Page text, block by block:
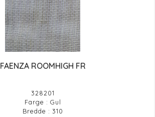
FAENZA ROOMHIGH FR
328201
Farge : Gul
Bredde : 310